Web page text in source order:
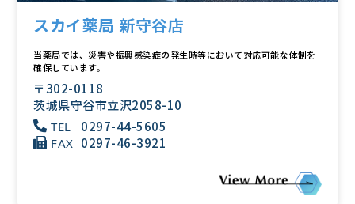
スカイ薬局 新守谷店
当薬局では、災害や振興感染症の発生時等において対応可能な体制を
確保しています。
〒302-0118
茨城県守谷市立沢2058-10
TEL 0297-44-5605
FAX 0297-46-3921